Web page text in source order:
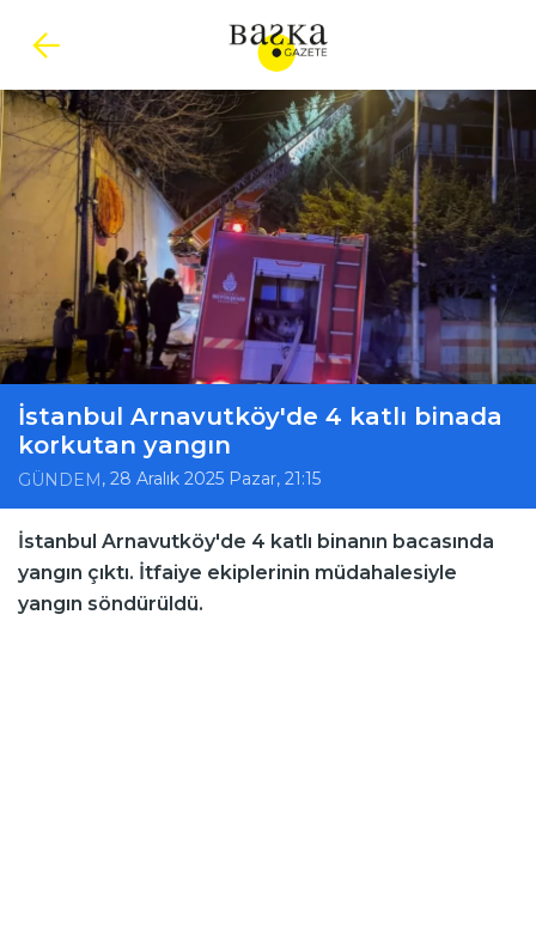
İstanbul Arnavutköy'de 4 katlı binada
korkutan yangın
GÜNDEM, 28 Aralık 2025 Pazar, 21:15
İstanbul Arnavutköy'de 4 katlı binanın bacasında
yangın çıktı. İtfaiye ekiplerinin müdahalesiyle
yangın söndürüldü.